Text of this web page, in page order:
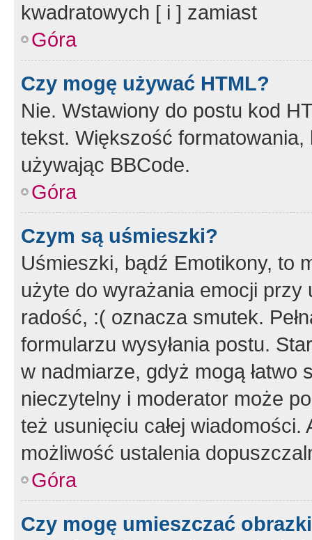
kwadratowych [ i ] zamiast
Góra
Czy mogę używać HTML?
Nie. Wstawiony do postu kod
tekst. Większość
używając BBCode.
Góra
Czym są uśmieszki?
Uśmieszki, bądź Emotikony, to
użyte do wyrażania emocji
radość, :( oznacza smutek.
formularzu wysyłania postu.
w nadmiarze, gdyż mogą
nieczytelny i moderator może
też usunięciu całej
możliwość ustalenia
Góra
Czy mogę umieszczać